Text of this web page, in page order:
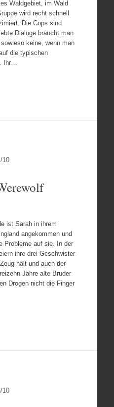
Waldgebiet, im Wald
wird recht schnell
Die Cops sind
Dialoge braucht man
keine, wenn man
die typischen
Ihr…
/10
ist Sarah in ihrem
angekommen und
Probleme auf sie. In der
ihre drei Geschwister
hält und auch der
Jahre alte Bruder
Drogen nicht die Finger
/10